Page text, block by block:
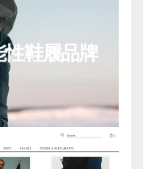
鞋履品牌